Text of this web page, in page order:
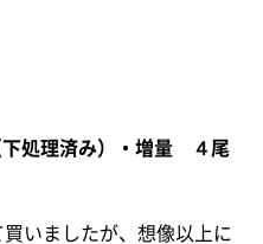
下処理済み）・増量 ４尾
買いましたが、想像以上に